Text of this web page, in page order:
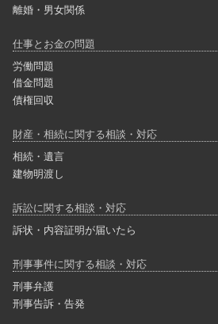
離婚・男女関係
仕事とお金の問題
労働問題
借金問題
債権回収
財産・相続に関する相談・対応
相続・遺言
建物明渡し
訴訟に関する相談・対応
訴状・内容証明が届いたら
刑事事件に関する相談・対応
刑事弁護
刑事告訴・告発